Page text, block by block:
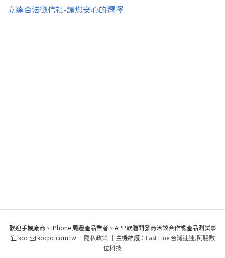
立達合法徵信社-讓您安心的選擇
歡迎手機廠商、iPhone 周邊產品業者、APP軟體開發商洽談合作或產品測試事
宜 koc
kocpc.com.tw ｜ 隱私政策｜主機維護： Fast Line 台灣速連,阿腸數
位科技